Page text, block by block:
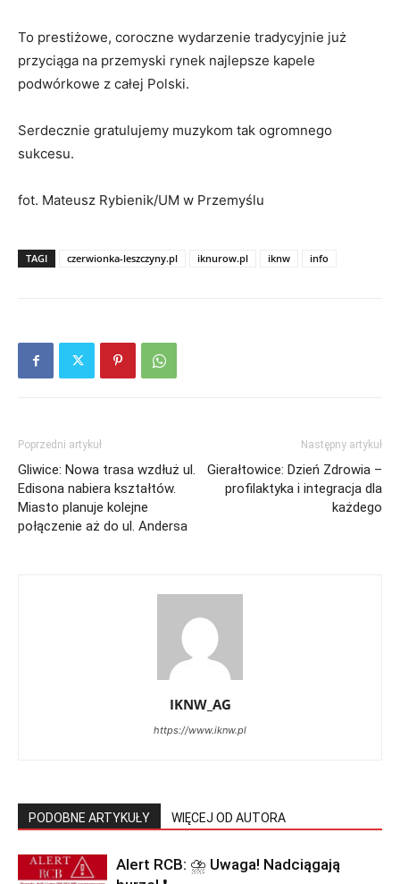
To prestiżowe, coroczne wydarzenie tradycyjnie już
przyciąga na przemyski rynek najlepsze kapele
podwórkowe z całej Polski.
Serdecznie gratulujemy muzykom tak ogromnego
sukcesu.
fot. Mateusz Rybienik/UM w Przemyślu
TAGI czerwionka-leszczyny.pl iknurow.pl iknw info
Poprzedni artykuł
Gliwice: Nowa trasa wzdłuż ul.
Edisona nabiera kształtów.
Miasto planuje kolejne
połączenie aż do ul. Andersa
Następny artykuł
Gierałtowice: Dzień Zdrowia –
profilaktyka i integracja dla
każdego
IKNW_AG
https://www.iknw.pl
PODOBNE ARTYKUŁY WIĘCEJ OD AUTORA
Alert RCB: ⛈ Uwaga! Nadciągają